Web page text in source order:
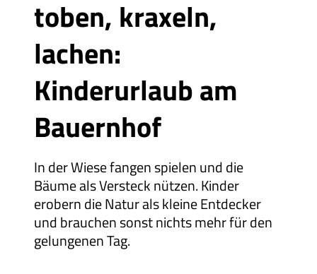
toben, kraxeln,
lachen:
Kinderurlaub am
Bauernhof
In der Wiese fangen spielen und die
Bäume als Versteck nützen. Kinder
erobern die Natur als kleine Entdecker
und brauchen sonst nichts mehr für den
gelungenen Tag.